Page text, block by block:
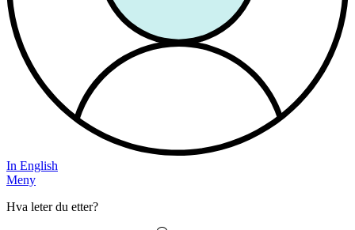
In English
Meny
Hva leter du etter?